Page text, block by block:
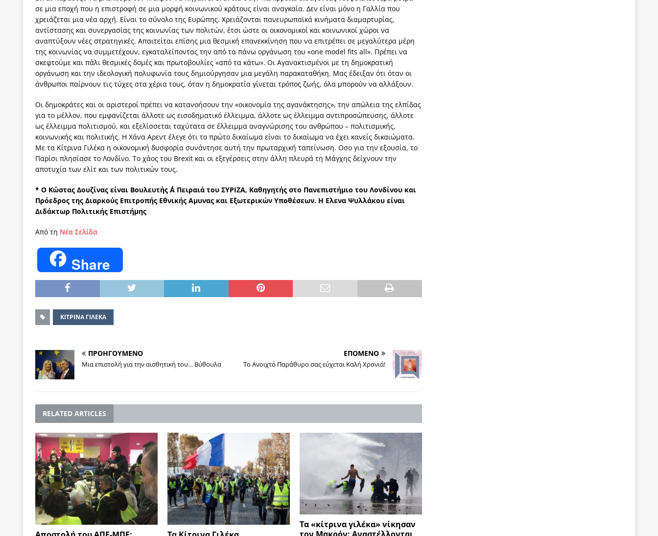
σε μια εποχή που η επιστροφή σε μια μορφή κοινωνικού κράτους είναι αναγκαία. Δεν είναι μόνο η Γαλλία που
χρειάζεται μια νέα αρχή. Είναι το σύνολο της Ευρώπης. Χρειάζονται πανευρωπαϊκά κινήματα διαμαρτυρίας,
αντίστασης και συνεργασίας της κοινωνίας των πολιτών, έτσι ώστε οι οικονομικοί και κοινωνικοί χώροι να
αναπτύξουν νέες στρατηγικές. Απαιτείται επίσης μια θεσμική επανεκκίνηση που να επιτρέπει σε μεγαλύτερα μέρη
της κοινωνίας να συμμετέχουν, εγκαταλείποντας την από τα πάνω οργάνωση του «one model fits all». Πρέπει να
σκεφτούμε και πάλι θεσμικές δομές και πρωτοβουλίες «από τα κάτω». Οι Αγανακτισμένοι με τη δημοκρατική
οργάνωση και την ιδεολογική πολυφωνία τους δημιούργησαν μια μεγάλη παρακαταθήκη. Μας έδειξαν ότι όταν οι
άνθρωποι παίρνουν τις τύχες στα χέρια τους, όταν η δημοκρατία γίνεται τρόπος ζωής, όλα μπορούν να αλλάξουν.
Οι δημοκράτες και οι αριστεροί πρέπει να κατανοήσουν την «οικονομία της αγανάκτησης», την απώλεια της ελπίδας
για το μέλλον, που εμφανίζεται άλλοτε ως εισοδηματικό έλλειμμα, άλλοτε ως έλλειμμα αντιπροσώπευσης, άλλοτε
ως έλλειμμα πολιτισμού, και εξελίσσεται ταχύτατα σε έλλειμμα αναγνώρισης του ανθρώπου – πολιτισμικής,
κοινωνικής και πολιτικής. Η Χάνα Αρεντ έλεγε ότι το πρώτο δικαίωμα είναι το δικαίωμα να έχει κανείς δικαιώματα.
Με τα Κίτρινα Γιλέκα η οικονομική δυσφορία συνάντησε αυτή την πρωταρχική ταπείνωση. Οσο για την εξουσία, το
Παρίσι πλησίασε το Λονδίνο. Το χάος του Brexit και οι εξεγέρσεις στην άλλη πλευρά τη Μάγχης δείχνουν την
αποτυχία των ελίτ και των πολιτικών τους.
* Ο Κώστας Δουζίνας είναι Βουλευτής Α΄ Πειραιά του ΣΥΡΙΖΑ, Καθηγητής στο Πανεπιστήμιο του Λονδίνου και
Πρόεδρος της Διαρκούς Επιτροπής Εθνικής Αμυνας και Εξωτερικών Υποθέσεων. Η Ελενα Ψυλλάκου είναι
Διδάκτωρ Πολιτικής Επιστήμης
Από τη Νέα Σελίδα
Share
ΚΙΤΡΙΝΑ ΓΙΛΕΚΑ
ΠΡΟΗΓΟΥΜΕΝΟ
Μια επιστολή για την αισθητική του… Βύθουλα
ΕΠΟΜΕΝΟ
Το Ανοιχτό Παράθυρο σας εύχεται Καλή Χρονιά!
RELATED ARTICLES
Τα «κίτρινα γιλέκα» νίκησαν